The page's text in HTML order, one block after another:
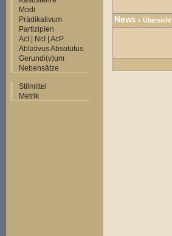
Modi
Prädikativum
Partizipien
AcI | NcI | AcP
Ablativus Absolutus
Gerundi(v)um
Nebensätze
Stilmittel
Metrik
News » Übersicht